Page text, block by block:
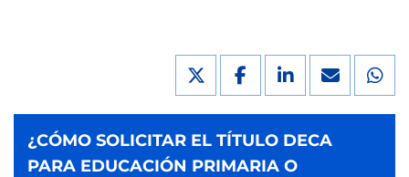
¿CÓMO SOLICITAR EL TÍTULO DECA
PARA EDUCACIÓN PRIMARIA O